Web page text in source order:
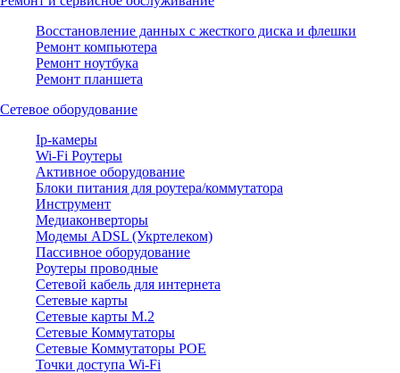
Восстановление данных с жесткого диска и флешки
Ремонт компьютера
Ремонт ноутбука
Ремонт планшета
Сетевое оборудование
Ip-камеры
Wi-Fi Роутеры
Активное оборудование
Блоки питания для роутера/коммутатора
Инструмент
Медиаконверторы
Модемы ADSL (Укртелеком)
Пассивное оборудование
Роутеры проводные
Сетевой кабель для интернета
Сетевые карты
Сетевые карты M.2
Сетевые Коммутаторы
Сетевые Коммутаторы POE
Точки доступа Wi-Fi